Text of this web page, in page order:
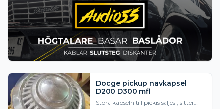
Dodge pickup navkapsel
D200 D300 mfl
Stora kapseln till pickis säljes , sitter